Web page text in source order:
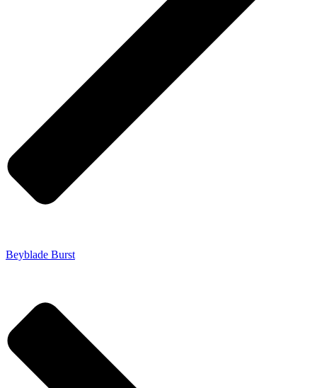
Beyblade Burst